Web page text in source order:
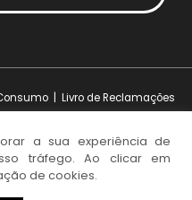
| Livro de Reclamações
iesolutions Portugal
direitos reservados.
a sua experiência de
tráfego. Ao clicar em
de cookies.